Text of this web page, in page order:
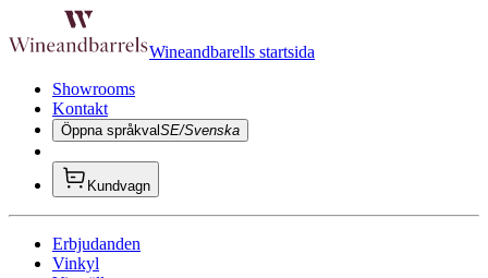
Wineandbarells startsida
Showrooms
Kontakt
Öppna språkvalSE/Svenska
Kundvagn
Erbjudanden
Vinkyl